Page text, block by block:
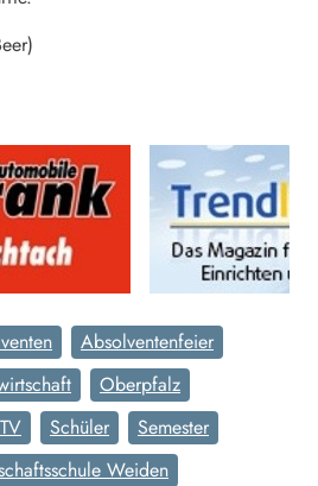
Absolventenfeier
Oberpfalz
Schüler
Semester
Weiden